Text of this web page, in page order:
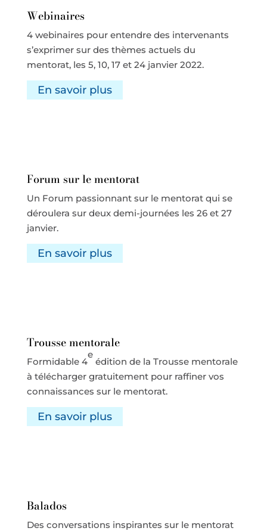
Webinaires
4 webinaires pour entendre des intervenants
s’exprimer sur des thèmes actuels du
mentorat, les 5, 10, 17 et 24 janvier 2022.
En savoir plus
Forum sur le mentorat
Un Forum passionnant sur le mentorat qui se
déroulera sur deux demi-journées les 26 et 27
janvier.
En savoir plus
Trousse mentorale
Formidable 4
e
édition de la Trousse mentorale
à télécharger gratuitement pour raffiner vos
connaissances sur le mentorat.
En savoir plus
Balados
Des conversations inspirantes sur le mentorat